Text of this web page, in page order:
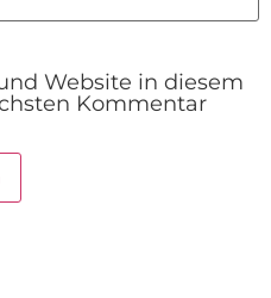
Website in diesem
Kommentar